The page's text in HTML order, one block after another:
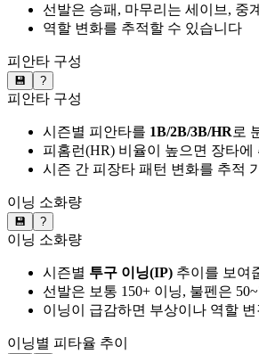
선발은 승패, 마무리는 세이브, 중
역할 변화를 추적할 수 있습니다
피안타 구성
💾 ?
피안타 구성
시즌별 피안타를 1B/2B/3B/HR로
피홈런(HR) 비율이 높으면 장타에
시즌 간 피장타 패턴 변화를 추적
이닝 소화량
💾 ?
이닝 소화량
시즌별 투구 이닝(IP) 추이를 보여
선발은 보통 150+ 이닝, 불펜은
이닝이 급감하면 부상이나 역할 변
이닝별 피타율 추이